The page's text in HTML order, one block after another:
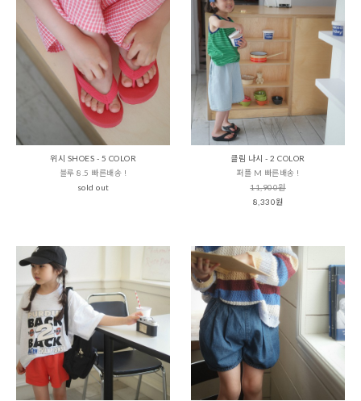
위시 SHOES - 5 COLOR
블루 8.5 빠른배송 !
sold out
클림 나시 - 2 COLOR
퍼플 M 빠른배송 !
11,900원
8,330원